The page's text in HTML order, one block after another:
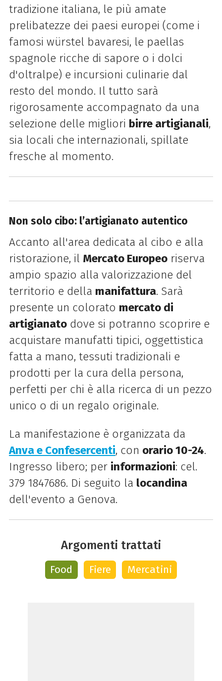
tradizione italiana, le più amate
prelibatezze dei paesi europei (come i
famosi würstel bavaresi, le paellas
spagnole ricche di sapore o i dolci
d'oltralpe) e incursioni culinarie dal
resto del mondo. Il tutto sarà
rigorosamente accompagnato da una
selezione delle migliori birre artigianali,
sia locali che internazionali, spillate
fresche al momento.
Non solo cibo: l’artigianato autentico
Accanto all'area dedicata al cibo e alla
ristorazione, il Mercato Europeoriserva
ampio spazio alla valorizzazione del
territorio e della manifattura. Sarà
presente un colorato mercato di
artigianatodove si potranno scoprire e
acquistare manufatti tipici, oggettistica
fatta a mano, tessuti tradizionali e
prodotti per la cura della persona,
perfetti per chi è alla ricerca di un pezzo
unico o di un regalo originale.
La manifestazione è organizzata da
Anva e Confesercenti, con orario 10-24.
Ingresso libero; per informazioni: cel.
379 1847686. Di seguito la locandina
dell'evento a Genova.
Argomenti trattati
Food Fiere Mercatini